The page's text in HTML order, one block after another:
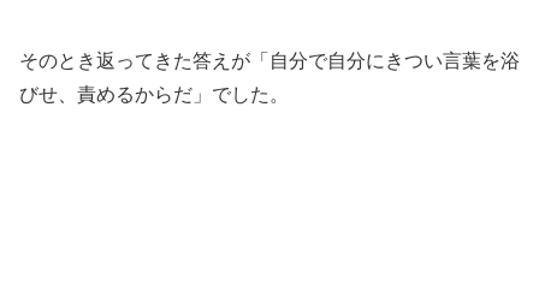
そのとき返ってきた答えが「自分で自分にきつい言葉を浴
びせ、責めるからだ」でした。